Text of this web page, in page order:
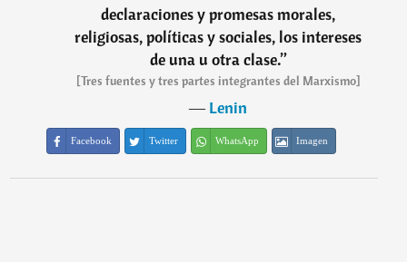
declaraciones y promesas morales,
religiosas, políticas y sociales, los intereses
de una u otra clase.”
[Tres fuentes y tres partes integrantes del Marxismo]
―Lenin
Facebook Twitter WhatsApp Imagen